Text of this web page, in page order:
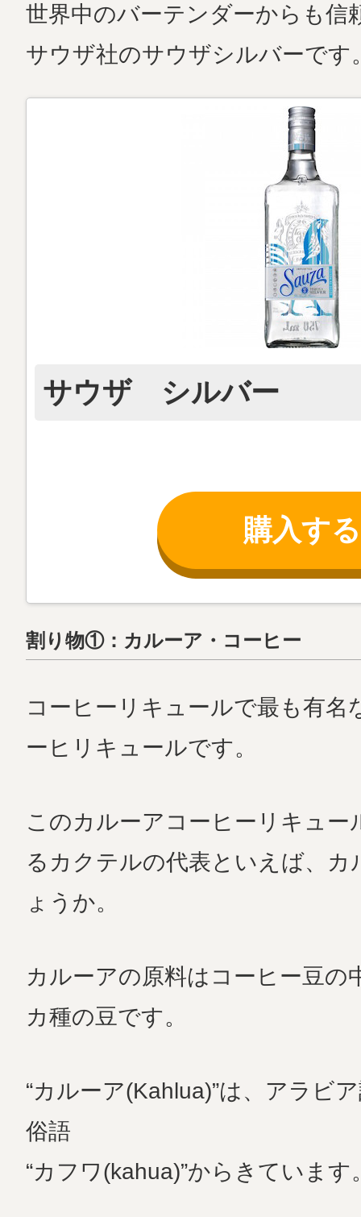
世界中のバーテンダーからも信
サウザ社のサウザシルバーです
サウザ シルバー
購入する
割り物①：カルーア・コーヒー
コーヒーリキュールで最も有名
ーヒリキュールです。
このカルーアコーヒーリキュー
るカクテルの代表といえば、カ
ょうか。
カルーアの原料はコーヒー豆の
カ種の豆です。
“カルーア(Kahlua)”は、アラビ
俗語
“カフワ(kahua)”からきています